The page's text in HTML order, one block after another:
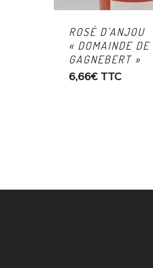
ROSÉ D’ANJOU
« DOMAINDE DE
GAGNEBERT »
6,66€ TTC